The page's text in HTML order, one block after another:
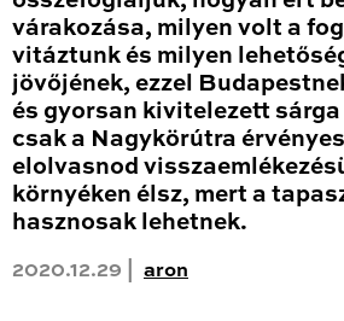
várakozása, milyen volt a
vitáztunk és milyen
jövőjének, ezzel
és gyorsan kivitelezett
csak a Nagykörútra
elolvasnod
környéken élsz, mert a
hasznosak lehetnek.
2020.12.29 | aron